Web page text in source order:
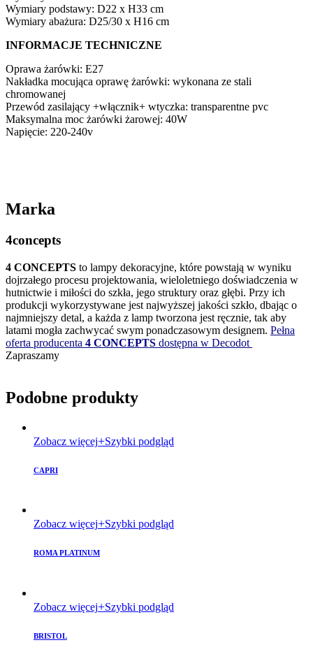
Wymiary podstawy: D22 x H33 cm
Wymiary abażura: D25/30 x H16 cm
INFORMACJE TECHNICZNE
Oprawa żarówki: E27
Nakładka mocująca oprawę żarówki: wykonana ze stali
chromowanej
Przewód zasilający +włącznik+ wtyczka: transparentne pvc
Maksymalna moc żarówki żarowej: 40W
Napięcie: 220-240v
Marka
4concepts
4 CONCEPTS to lampy dekoracyjne, które powstają w wyniku
dojrzałego procesu projektowania, wieloletniego doświadczenia w
hutnictwie i miłości do szkła, jego struktury oraz głębi. Przy ich
produkcji wykorzystywane jest najwyższej jakości szkło, dbając o
najmniejszy detal, a każda z lamp tworzona jest ręcznie, tak aby
latami mogła zachwycać swym ponadczasowym designem. Pełna
oferta producenta 4 CONCEPTS dostępna w Decodot
Zapraszamy
Podobne produkty
Zobacz więcej Szybki podgląd
CAPRI
Zobacz więcej Szybki podgląd
ROMA PLATINUM
Zobacz więcej Szybki podgląd
BRISTOL